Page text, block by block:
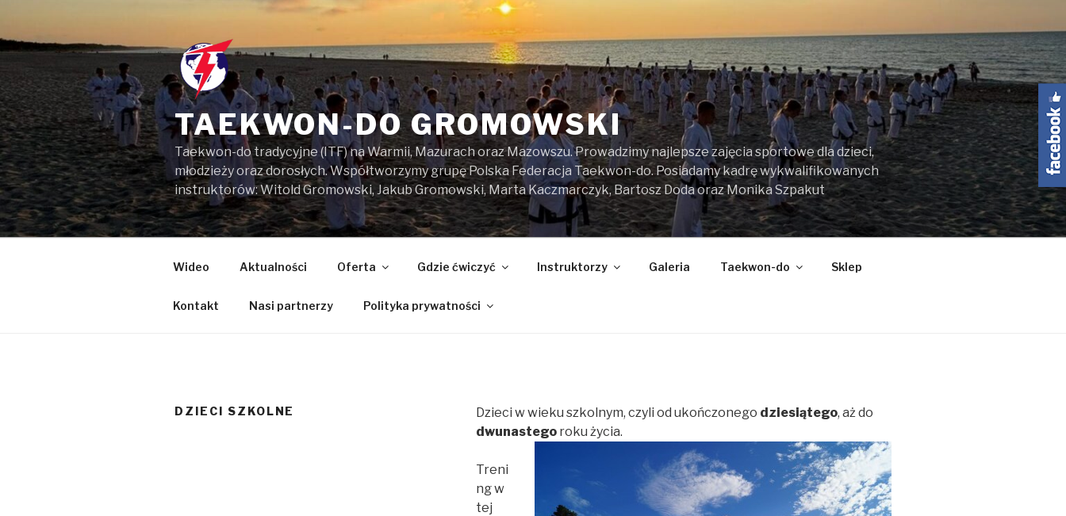
treści
TAEKWON-DO GROMOWSKI
Taekwon-do tradycyjne (ITF) na Warmii, Mazurach oraz Mazowszu. Prowadzimy najlepsze zajęcia sportowe dla dzieci,
młodzieży oraz dorosłych. Współtworzymy grupę Polska Federacja Taekwon-do. Posiadamy kadrę wykwalifikowanych
instruktorów: Witold Gromowski, Jakub Gromowski, Marta Kaczmarczyk, Bartosz Doda oraz Monika Szpakut
Wideo Aktualności Oferta Gdzie ćwiczyć Instruktorzy Galeria Taekwon-do Sklep
Kontakt Nasi partnerzy Polityka prywatności
DZIECI SZKOLNE Dzieci w wieku szkolnym, czyli od ukończonego dziesiątego, aż do
dwunastegoroku życia.
Treni
ng w
tej